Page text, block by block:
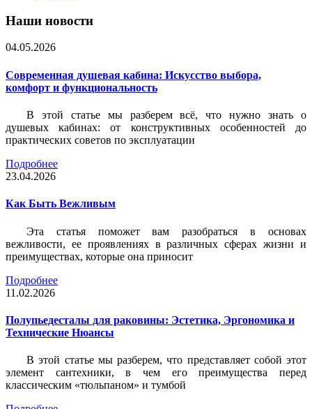
Наши новости
04.05.2026
Современная душевая кабина: Искусство выбора,
комфорт и функциональность
В этой статье мы разберем всё, что нужно знать о
душевых кабинах: от конструктивных особенностей до
практических советов по эксплуатации
Подробнее
23.04.2026
Как Быть Вежливым
Эта статья поможет вам разобраться в основах
вежливости, ее проявлениях в различных сферах жизни и
преимуществах, которые она приносит
Подробнее
11.02.2026
Полупьедесталы для раковины: Эстетика, Эргономика и
Технические Нюансы
В этой статье мы разберем, что представляет собой этот
элемент сантехники, в чем его преимущества перед
классическим «тюльпаном» и тумбой